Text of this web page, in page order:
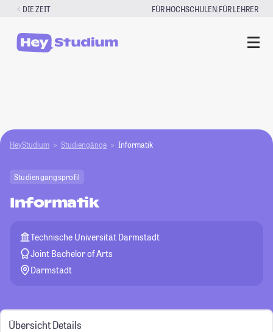
Zum
springen
DIE ZEIT FÜR HOCHSCHULEN|FÜR LEHRER
HeyStudium Studiengänge Informatik
Studiengangsprofil
Informatik
Technische Universität Darmstadt
Joint Bachelor of Arts
Darmstadt
Übersicht Details